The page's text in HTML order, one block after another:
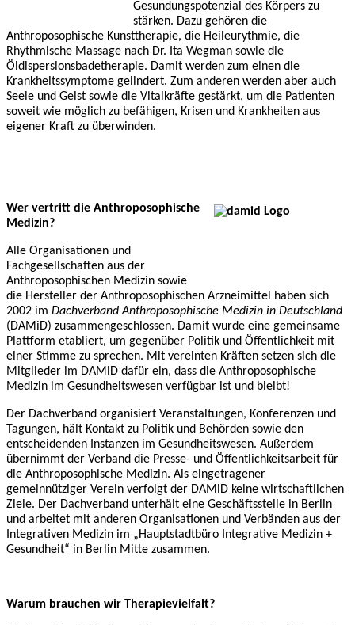
Gesundungspotenzial des Körpers zu
stärken. Dazu gehören die
Anthroposophische Kunsttherapie, die Heileurythmie, die
Rhythmische Massage nach Dr. Ita Wegman sowie die
Öldispersionsbadetherapie. Damit werden zum einen die
Krankheitssymptome gelindert. Zum anderen werden aber auch
Seele und Geist sowie die Vitalkräfte gestärkt, um die Patienten
soweit wie möglich zu befähigen, Krisen und Krankheiten aus
eigener Kraft zu überwinden.
Wer vertritt die Anthroposophische
Medizin?
Alle Organisationen und
Fachgesellschaften aus der
Anthroposophischen Medizin sowie
die Hersteller der Anthroposophischen Arzneimittel haben sich
2002 im Dachverband Anthroposophische Medizin in Deutschland
(DAMiD) zusammengeschlossen. Damit wurde eine gemeinsame
Plattform etabliert, um gegenüber Politik und Öffentlichkeit mit
einer Stimme zu sprechen. Mit vereinten Kräften setzen sich die
Mitglieder im DAMiD dafür ein, dass die Anthroposophische
Medizin im Gesundheitswesen verfügbar ist und bleibt!
Der Dachverband organisiert Veranstaltungen, Konferenzen und
Tagungen, hält Kontakt zu Politik und Behörden sowie den
entscheidenden Instanzen im Gesundheitswesen. Außerdem
übernimmt der Verband die Presse- und Öffentlichkeitsarbeit für
die Anthroposophische Medizin. Als eingetragener
gemeinnütziger Verein verfolgt der DAMiD keine wirtschaftlichen
Ziele. Der Dachverband unterhält eine Geschäftsstelle in Berlin
und arbeitet mit anderen Organisationen und Verbänden aus der
Integrativen Medizin im „Hauptstadtbüro Integrative Medizin +
Gesundheit“ in Berlin Mitte zusammen.
Warum brauchen wir Therapievielfalt?